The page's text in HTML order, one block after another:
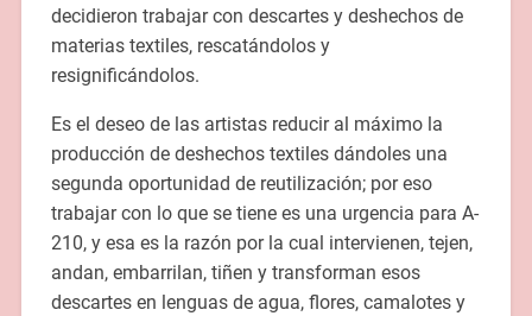
decidieron trabajar con descartes y deshechos de
materias textiles, rescatándolos y
resignificándolos.
Es el deseo de las artistas reducir al máximo la
producción de deshechos textiles dándoles una
segunda oportunidad de reutilización; por eso
trabajar con lo que se tiene es una urgencia para A-
210, y esa es la razón por la cual intervienen, tejen,
andan, embarrilan, tiñen y transforman esos
descartes en lenguas de agua, flores, camalotes y